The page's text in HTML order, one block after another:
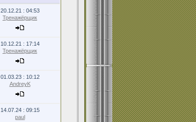
20.12.21 : 04:53
Тренажёрщик
10.12.21 : 17:14
Тренажёрщик
01.03.23 : 10:12
AndreyK
14.07.24 : 09:15
paul